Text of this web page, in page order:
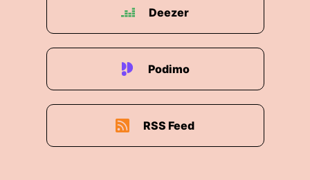
00:02:07: Herzlich willkommen auch noch mal
von mir lieber Karsten und es ist schön dass du
da bist!
00:02:12: Dann starten wir direkt mal ins Thema
00:02:16: Wir machen mal ganz simpelnde
Definition.
Deezer
Podimo
RSS Feed